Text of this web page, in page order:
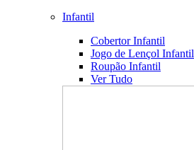
Infantil
Cobertor Infantil
Jogo de Lençol Infantil
Roupão Infantil
Ver Tudo